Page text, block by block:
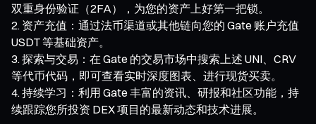
双重身份验证（2FA），为您的资产上好第一把锁。
资产充值：通过法币渠道或其他链向您的 Gate 账户充值
USDT 等基础资产。
探索与交易：在 Gate 的交易市场中搜索上述 UNI、CRV
等代币代码，即可查看实时深度图表、进行现货买卖。
持续学习：利用 Gate 丰富的资讯、研报和社区功能，持
续跟踪您所投资 DEX 项目的最新动态和技术进展。